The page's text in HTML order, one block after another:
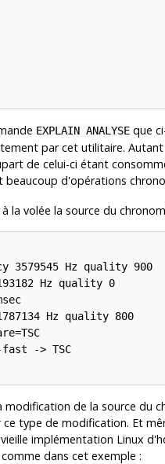
EXPLAIN ANALYSE que
par cet utilitaire.
de celui-ci étant
beaucoup d'opérations
la volée la source du
3579545 Hz quality 900
Hz quality 0
Hz quality 800
fast -> TSC
de la source du
type de modification. Et
implémentation Linux
dans cet exemple :